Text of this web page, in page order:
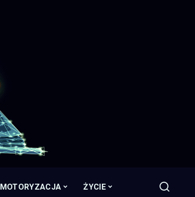
MOTORYZACJA ŻYCIE